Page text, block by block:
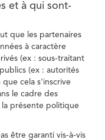
et à qui sont-
que les partenaires
à caractère
(ex : sous-traitant
(ex : autorités
cela s'inscrive
le cadre des
présente politique
être garanti vis-à-vis